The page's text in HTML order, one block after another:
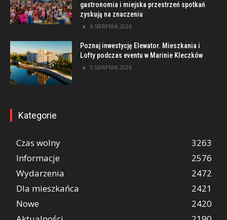
gastronomia i miejska przestrzeń spotkań
zyskują na znaczeniu
6 SIERPNIA 2026
Poznaj inwestycję Elewator. Mieszkania i
Lofty podczas eventu w Marinie Kleczków
5 SIERPNIA 2026
Kategorie
Czas wolny
3263
Informacje
2576
Wydarzenia
2472
Dla mieszkańca
2421
Nowe
2420